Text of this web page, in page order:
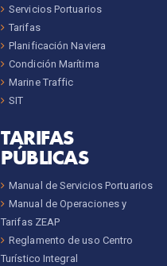
Servicios Portuarios
Tarifas
Planificación Naviera
Condición Marítima
Marine Traffic
SIT
TARIFAS
PÚBLICAS
Manual de Servicios Portuarios
Manual de Operaciones y
Tarifas ZEAP
Reglamento de uso Centro
Turístico Integral